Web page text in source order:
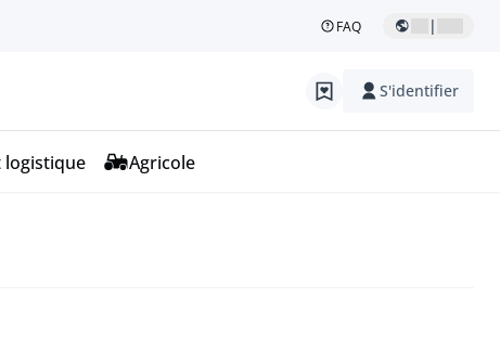
FAQ |
S'identifier
logistique Agricole